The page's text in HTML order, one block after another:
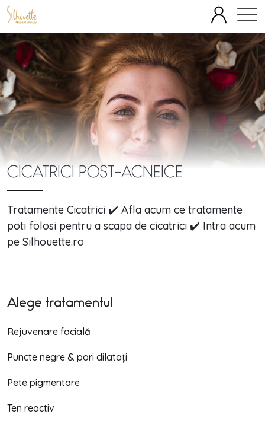
SPECIALITĂȚI ECHIPĂ FAȚĂ TERAPII IV
OFERTE BLOG DESPRE
CICATRICI POST-ACNEICE
Tratamente Cicatrici ✔️ Afla acum ce tratamente
poti folosi pentru a scapa de cicatrici ✔️ Intra acum
pe Silhouette.ro
Alege tratamentul
Rejuvenare facială
Puncte negre & pori dilatați
Pete pigmentare
Ten reactiv